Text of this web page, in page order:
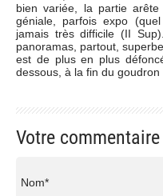
bien variée, la partie
géniale, parfois expo
jamais très difficile (II
panoramas, partout,
est de plus en plus
dessous, à la fin du goudron
Votre commentaire
Nom*